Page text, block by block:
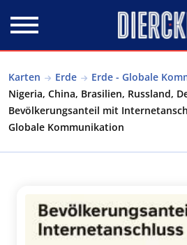
Karten Erde Erde - Globale
Nigeria, China, Brasilien, Russland,
Bevölkerungsanteil mit
Globale Kommunikation